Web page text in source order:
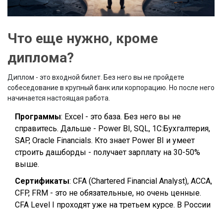
Что еще нужно, кроме
диплома?
Диплом - это входной билет. Без него вы не пройдете
собеседование в крупный банк или корпорацию. Но после него
начинается настоящая работа.
Программы: Excel - это база. Без него вы не
справитесь. Дальше - Power BI, SQL, 1С:Бухгалтерия,
SAP, Oracle Financials. Кто знает Power BI и умеет
строить дашборды - получает зарплату на 30-50%
выше.
Сертификаты: CFA (Chartered Financial Analyst), ACCA,
CFP, FRM - это не обязательные, но очень ценные.
CFA Level I проходят уже на третьем курсе. В России